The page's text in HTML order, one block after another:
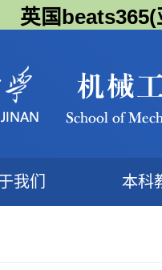
英国
我们 本科